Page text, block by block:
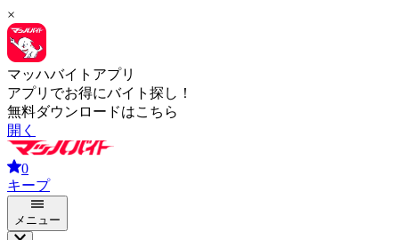
×
マッハバイトアプリ
アプリでお得にバイト探し！
無料ダウンロードはこちら
開く
0
キープ
メニュー